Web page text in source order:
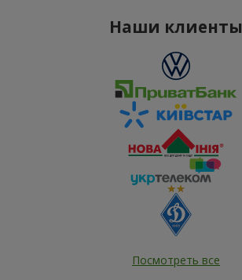
Наши клиенты
Посмотреть все